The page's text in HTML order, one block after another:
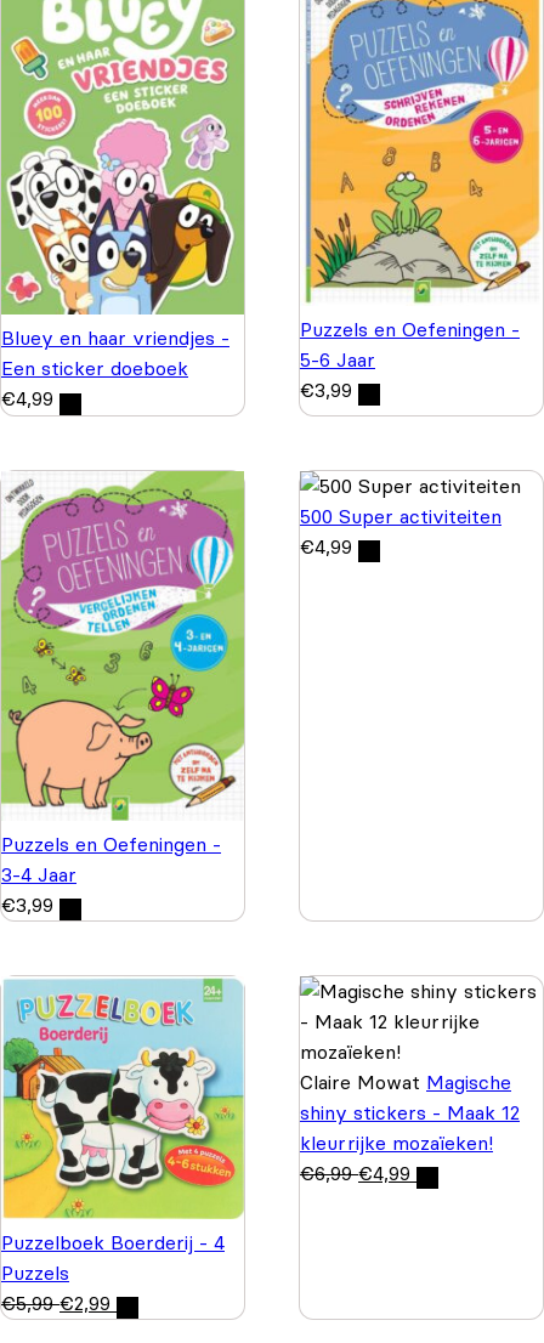
Bluey en haar vriendjes -
Een sticker doeboek
€4,99
Puzzels en Oefeningen -
5-6 Jaar
€3,99
Puzzels en Oefeningen -
3-4 Jaar
€3,99
500 Super activiteiten
€4,99
Puzzelboek Boerderij - 4
Puzzels
€5,99 €2,99
Claire Mowat Magische
shiny stickers - Maak 12
kleurrijke mozaïeken!
€6,99 €4,99